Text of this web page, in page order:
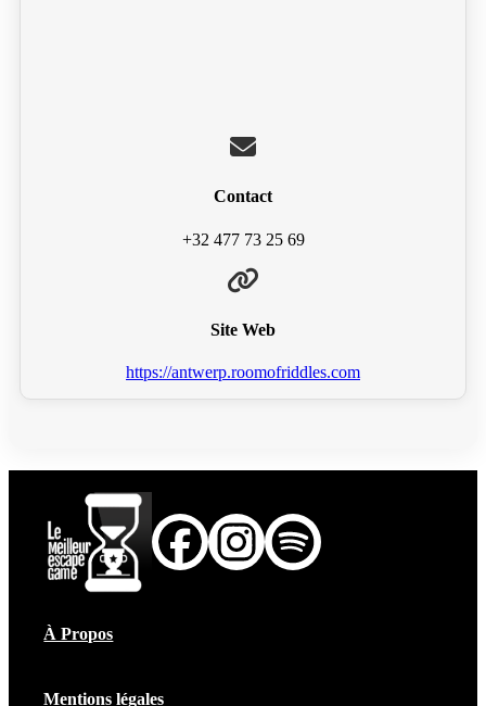
Contact
+32 477 73 25 69
Site Web
https://antwerp.roomofriddles.com
À Propos
Mentions légales